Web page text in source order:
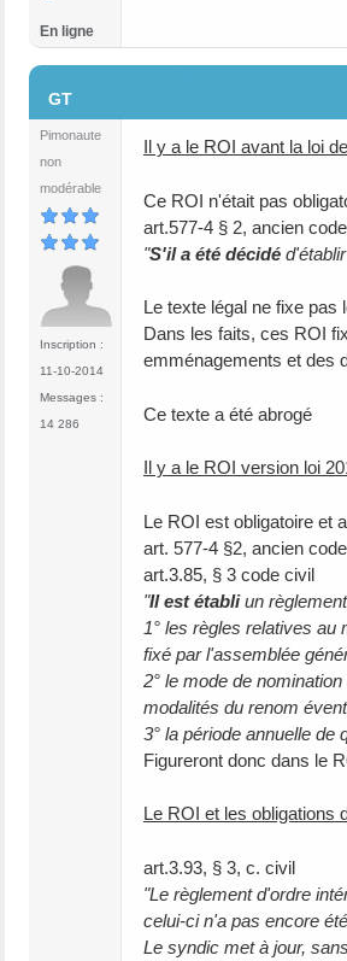
En ligne
GT
Pimonaute
non
modérable
Inscription :
11-10-2014
Messages :
14 286
Il y a le ROI avant la loi
Ce ROI n'était pas
art.577-4 § 2, ancien
"S'il a été décidé
Le texte légal ne fixe pas
Dans les faits, ces ROI
emménagements et des
Ce texte a été abrogé
Il y a le ROI version loi
Le ROI est obligatoire et
art. 577-4 §2, ancien
art.3.85, § 3 code civil
"Il est établiun
1° les règles relatives au
fixé par l'assemblée
2° le mode de
modalités du renom
3° la période annuelle
Figureront donc dans le
Le ROI et les obligations
art.3.93, § 3, c. civil
"Le règlement d'ordre
celui-ci n'a pas encore
Le syndic met à jour,